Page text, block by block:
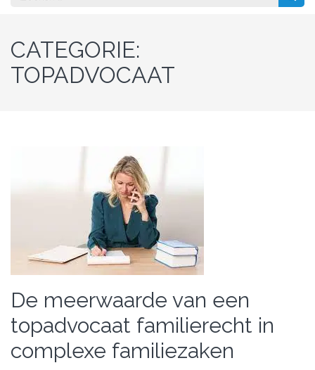
naar:
CATEGORIE:
TOPADVOCAAT
De meerwaarde van een
topadvocaat familierecht in
complexe familiezaken